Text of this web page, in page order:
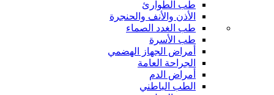
طب الطوارئ
الأذن والأنف والحنجرة
طب الغدد الصماء
طب الأسرة
أمراض الجهاز الهضمي
الجراحة العامة
أمراض الدم
الطب الباطني